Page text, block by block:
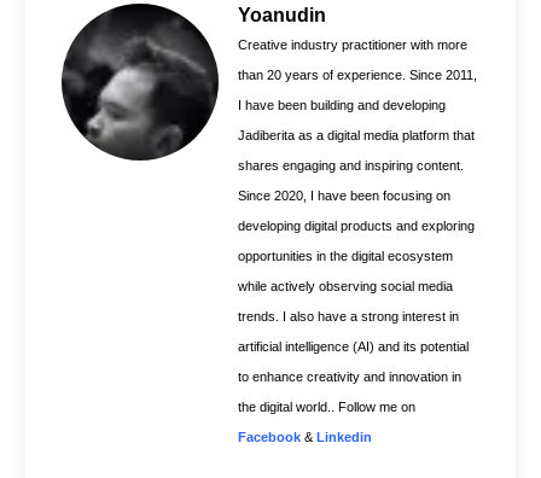
k
e
s
t
A
p
Yoanudin
Creative industry practitioner with more
than 20 years of experience. Since 2011,
I have been building and developing
Jadiberita as a digital media platform that
shares engaging and inspiring content.
Since 2020, I have been focusing on
developing digital products and exploring
opportunities in the digital ecosystem
while actively observing social media
trends. I also have a strong interest in
artificial intelligence (AI) and its potential
to enhance creativity and innovation in
the digital world.. Follow me on
Facebook & Linkedin